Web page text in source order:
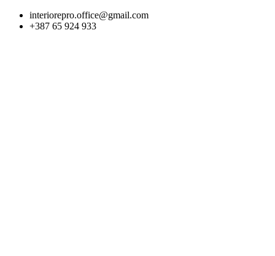
Skip
interiorepro.office@gmail.com
+387 65 924 933